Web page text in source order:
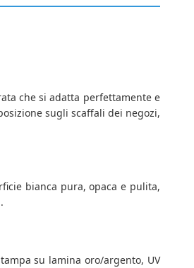
che si adatta perfettamente e
sugli scaffali dei negozi,
bianca pura, opaca e pulita,
su lamina oro/argento, UV